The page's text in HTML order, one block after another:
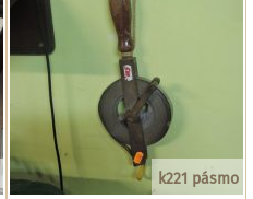
k221 pásmo